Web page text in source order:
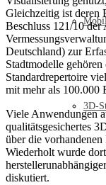
3D-
Gleichzeitig ist deren
Beschluss 121/10
Deutschland) zur
Stadtmodelle
Standardrepertoire
mit mehr als 100.000
Viele Anwendungen
qualitätsgesichertes
über die
Wiederholt wurde
diskutiert.